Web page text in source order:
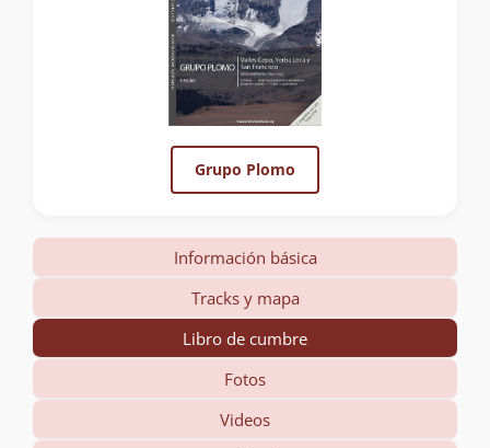
Grupo Plomo
Información básica
Tracks y mapa
Libro de cumbre
Fotos
Videos